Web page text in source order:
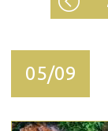
05/09